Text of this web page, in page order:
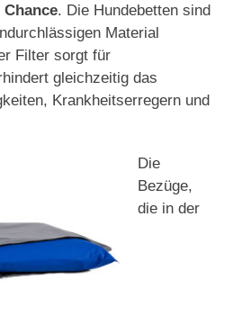
. Die Hundebetten sind
Material
Filter sorgt für
gleichzeitig das
Krankheitserregern und
Die
Bezüge,
die in der